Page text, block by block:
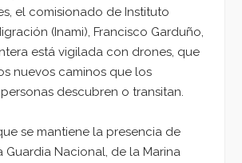
el comisionado de Instituto
(Inami), Francisco Garduño,
está vigilada con drones, que
nuevos caminos que los
descubren o transitan.
se mantiene la presencia de
Guardia Nacional, de la Marina